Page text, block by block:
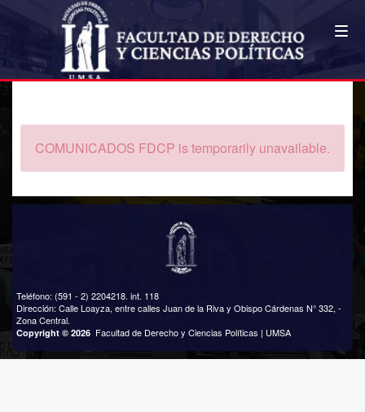
COMUNICADOS FDCP is temporarily unavailable.
Teléfono: (591 - 2) 2204218. int. 118
Dirección: Calle Loayza, entre calles Juan de la Riva y Obispo Cárdenas N° 332, -
Zona Central.
Copyright © 2026 Facultad de Derecho y Ciencias Políticas | UMSA